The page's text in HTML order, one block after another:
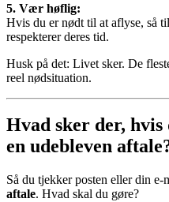
5. Vær høflig:
Hvis du er nødt til at aflyse, så
respekterer deres tid.
Husk på det: Livet sker. De
reel nødsituation.
Hvad sker der,
en udebleven
Så du tjekker posten eller din e-
aftale. Hvad skal du gøre?